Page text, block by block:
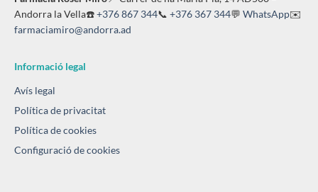
Andorra la Vella☎️+376 867 344📞 +376 367 344💬 WhatsApp✉️
farmaciamiro@andorra.ad
Informació legal
Avís legal
Política de privacitat
Política de cookies
Configuració de cookies